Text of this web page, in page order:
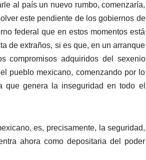
al país un nuevo rumbo, comenzaría,
este pendiente de los gobiernos de
federal que en estos momentos está
de extraños, si es que, en un arranque
compromisos adquiridos del sexenio
pueblo mexicano, comenzando por lo
que genera la inseguridad en todo el
es, precisamente, la seguridad,
ahora como depositaria del poder